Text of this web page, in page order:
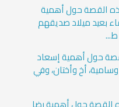
القصة حول أهمية
بعيد ميلاد صديقهم
حول أهمية إسعاد
أخ وأختان، وفي